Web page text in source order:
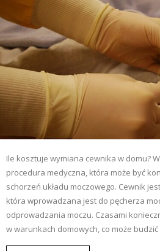
Ile kosztuje wymiana cewnika w domu?
procedura medyczna, która może być
schorzeń układu moczowego. Cewnik
która wprowadzana jest do pęcherza
odprowadzania moczu. Czasami
w warunkach domowych, co może budzić